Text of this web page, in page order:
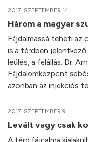
2017. SZEPTEMBER 14.
Három a magyar
Fájdalmassá teheti az
is a térdben
leülés, a felállás. Dr.
Fájdalomközpont
azonban az injekciós
2017. SZEPTEMBER 9.
Levált vagy csak
A térd fájdalma